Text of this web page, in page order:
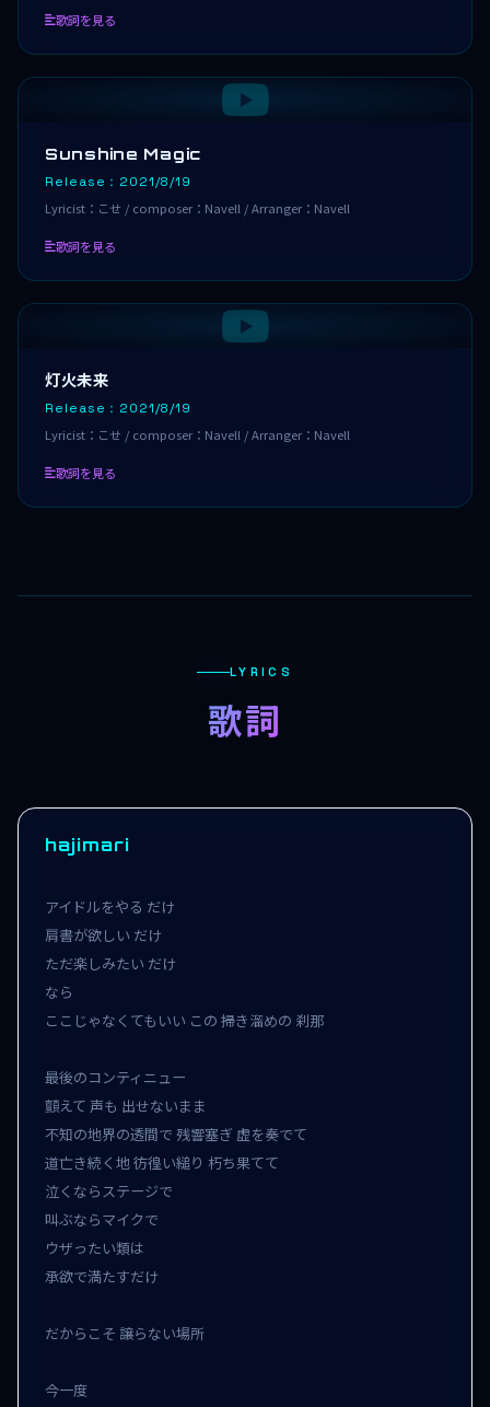
歌詞を見る
Sunshine Magic
Release：2021/8/19
Lyricist：こせ / composer：Navell / Arranger：Navell
歌詞を見る
灯火未来
Release：2021/8/19
Lyricist：こせ / composer：Navell / Arranger：Navell
歌詞を見る
LYRICS
歌詞
hajimari
アイドルをやる だけ
肩書が欲しい だけ
ただ楽しみたい だけ
なら
ここじゃなくてもいい この 掃き溜めの 刹那
最後のコンティニュー
顫えて 声も 出せないまま
不知の地界の透間で 残響塞ぎ 虚を奏でて
道亡き続く地 彷徨い縋り 朽ち果てて
泣くならステージで
叫ぶならマイクで
ウザったい類は
承欲で満たすだけ
だからこそ 譲らない場所
今一度